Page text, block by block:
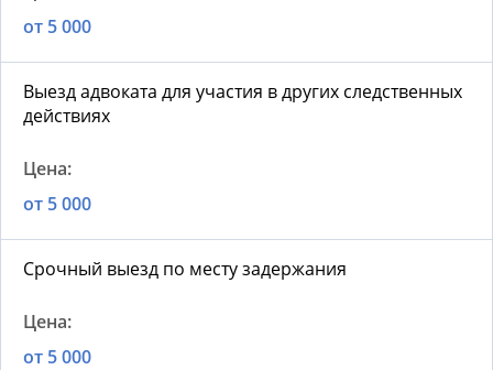
от 5 000
Выезд адвоката для участия в других следственных
действиях
от 5 000
Срочный выезд по месту задержания
от 5 000